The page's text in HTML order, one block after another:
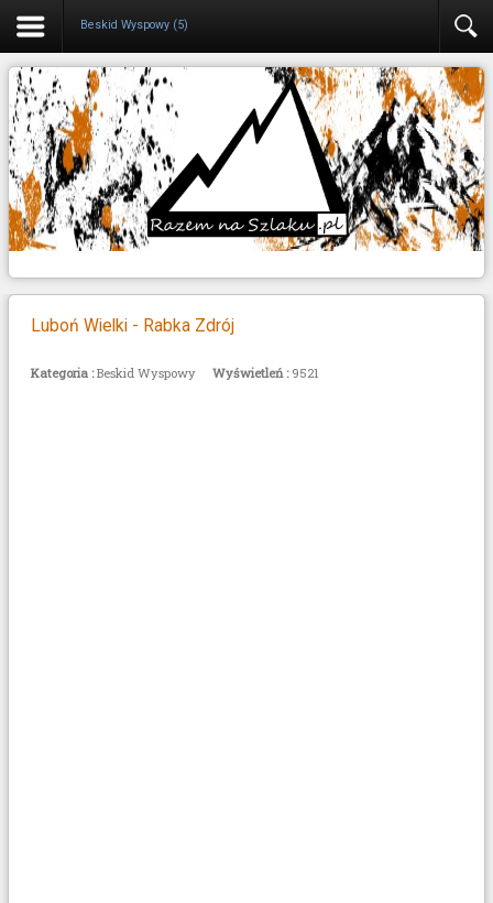
Beskid Wyspowy (5)
Luboń Wielki - Rabka Zdrój
Kategoria :Beskid Wyspowy Wyświetleń : 9521